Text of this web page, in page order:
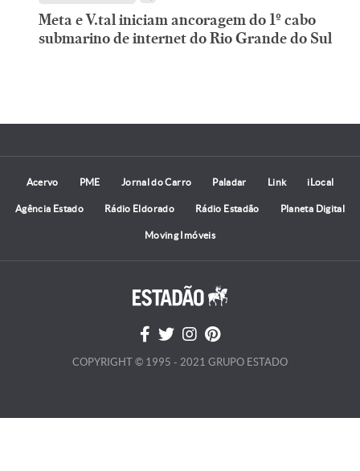
Meta e V.tal iniciam ancoragem do 1º cabo
submarino de internet do Rio Grande do Sul
Acervo PME Jornal do Carro Paladar Link iLocal
Agência Estado Rádio Eldorado Rádio Estadão Planeta Digital
Moving Imóveis
COPYRIGHT © 1995 - 2021 GRUPO ESTADO